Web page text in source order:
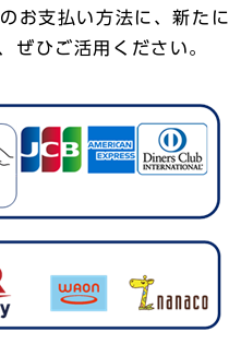
お支払い方法に、新た
ぜひご活用ください。